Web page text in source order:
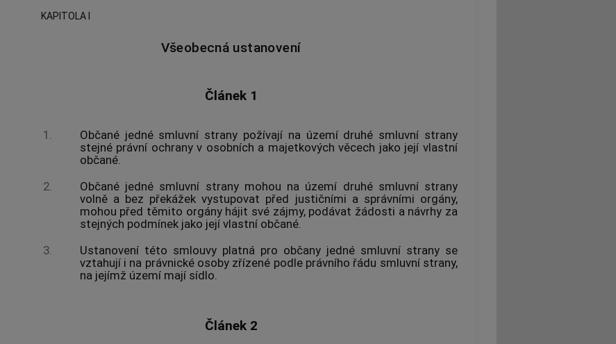
KAPITOLA I
Všeobecná ustanovení
Článek 1
1.
Občané jedné smluvní strany požívají na území druhé smluvní strany
stejné právní ochrany v osobních a majetkových věcech jako její vlastní
občané.
2.
Občané jedné smluvní strany mohou na území druhé smluvní strany
volně a bez překážek vystupovat před justičními a správními orgány,
mohou před těmito orgány hájit své zájmy, podávat žádosti a návrhy za
stejných podmínek jako její vlastní občané.
3.
Ustanovení této smlouvy platná pro občany jedné smluvní strany se
vztahují i na právnické osoby zřízené podle právního řádu smluvní strany,
na jejímž území mají sídlo.
Článek 2